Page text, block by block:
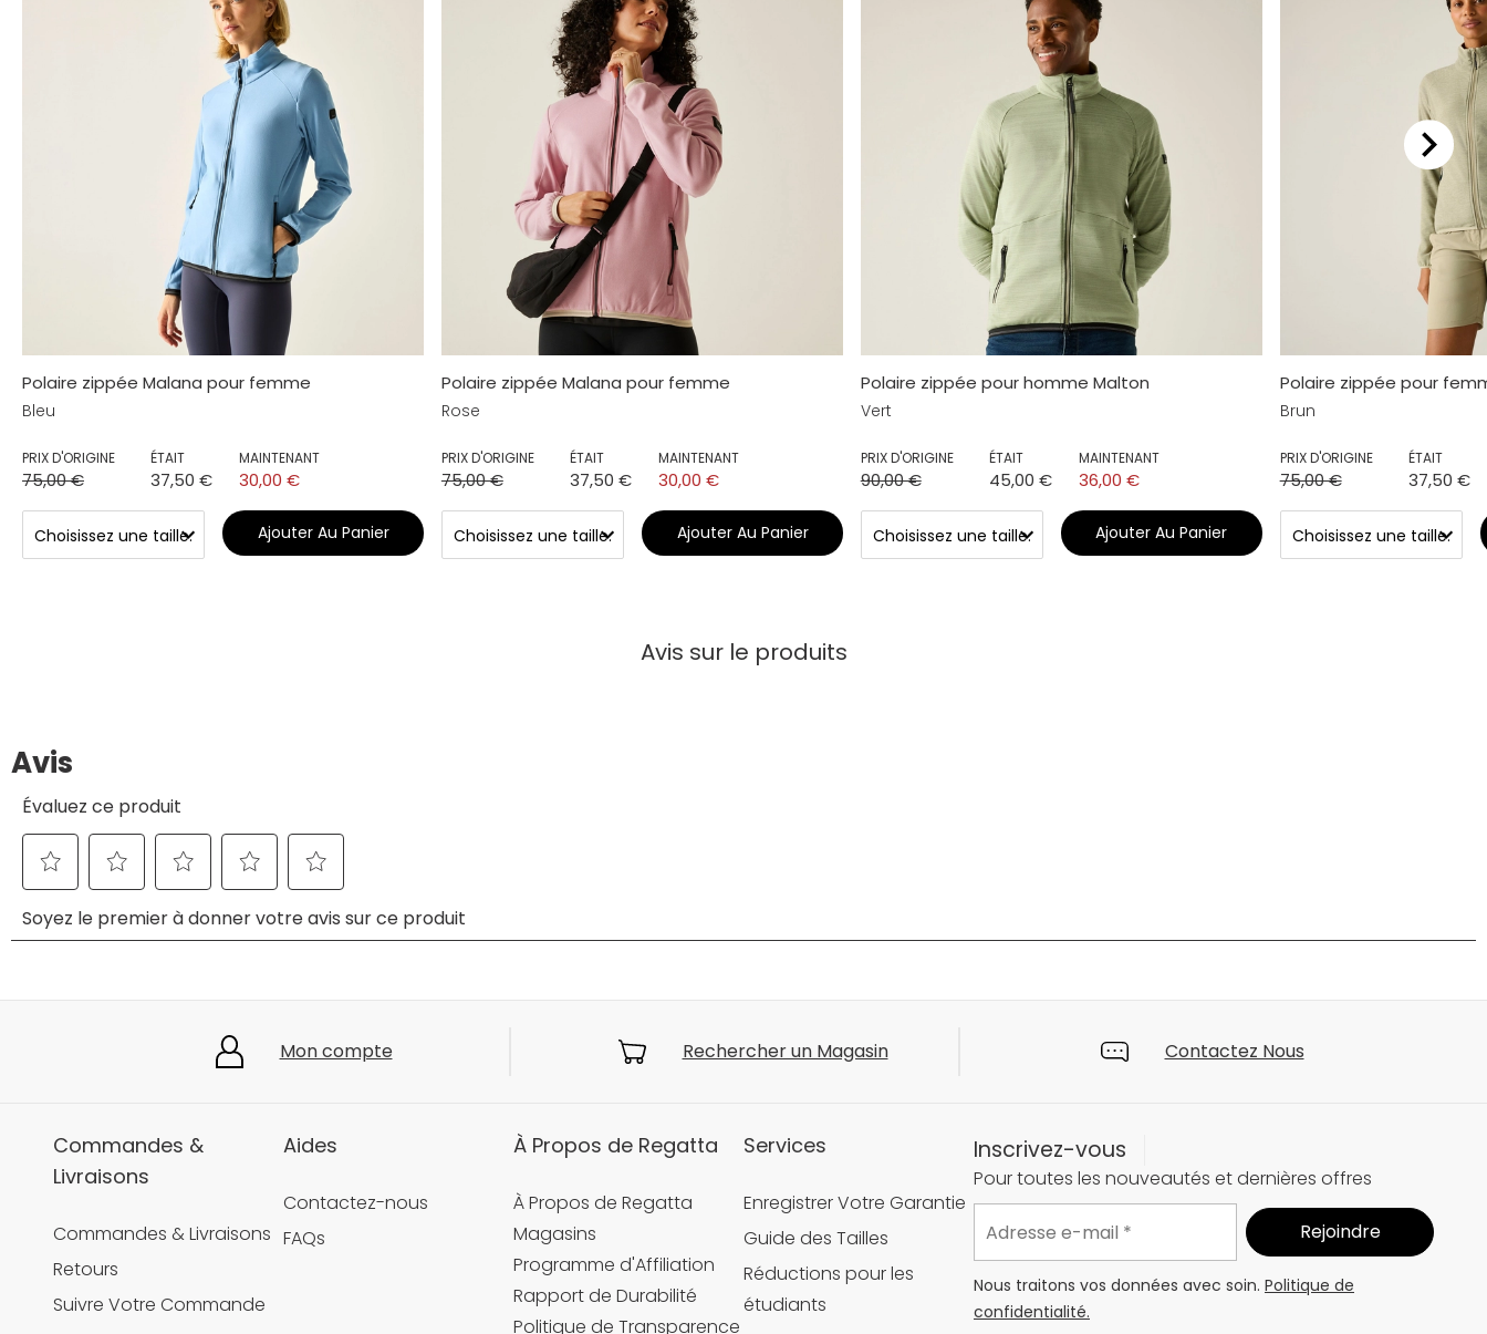
Polaire zippée Malana pour femme
Bleu
PRIX D'ORIGINE
75,00 €
ÉTAIT
37,50 €
MAINTENANT
30,00 €
Ajouter Au Panier
Polaire zippée Malana pour femme
Rose
PRIX D'ORIGINE
75,00 €
ÉTAIT
37,50 €
MAINTENANT
30,00 €
Ajouter Au Panier
Polaire zippée pour homme Malton
Vert
PRIX D'ORIGINE
90,00 €
ÉTAIT
45,00 €
MAINTENANT
36,00 €
Ajouter Au Panier
Polaire zippée pour
Brun
PRIX D'ORIGINE
75,00 €
ÉTAIT
37,50 €
Avis sur le produits
Mon compte Rechercher un Magasin Contactez Nous
Commandes &
Livraisons
Commandes & Livraisons
Retours
Suivre Votre Commande
Aides
Contactez-nous
FAQs
À Propos de Regatta
À Propos de Regatta
Magasins
Programme d'Affiliation
Rapport de Durabilité
Politique de Transparence
Services
Enregistrer Votre Garantie
Guide des Tailles
Réductions pour les
étudiants
Inscrivez-vous
Pour toutes les nouveautés et dernières offres
Nous traitons vos données avec soin. Politique de
confidentialité.